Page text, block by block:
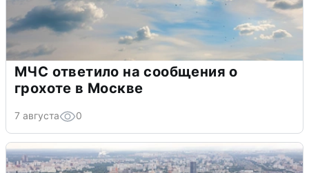
МЧС ответило на сообщения о
грохоте в Москве
7 августа 0